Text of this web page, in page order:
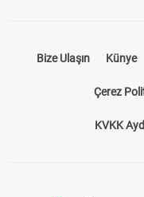
Bize Ulaşın Künye
Çerez
KVKK